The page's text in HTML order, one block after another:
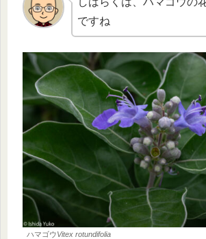
ですね
ハマゴウVitex rotundifolia